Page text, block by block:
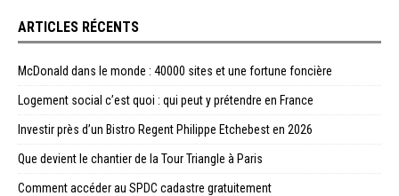
ARTICLES RÉCENTS
McDonald dans le monde : 40000 sites et une fortune foncière
Logement social c’est quoi : qui peut y prétendre en France
Investir près d’un Bistro Regent Philippe Etchebest en 2026
Que devient le chantier de la Tour Triangle à Paris
Comment accéder au SPDC cadastre gratuitement